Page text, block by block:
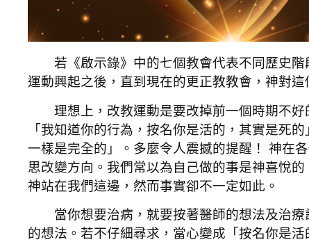
若《啟示錄》中的七個教會代表不同歷史階
運動興起之後，直到現在的更正教教會，神對
理想上，改教運動是要改掉前一個時期不好
「我知道你的行為，按名你是活的，其實是死
一樣是完全的」。多麼令人震撼的提醒！ 神在
思改變方向。我們常以為自己做的事是神喜悅
神站在我們這邊，然而事實卻不一定如此。
當你想要治病，就要按著醫師的想法及治療
的想法。若不仔細尋求，當心變成「按名你是